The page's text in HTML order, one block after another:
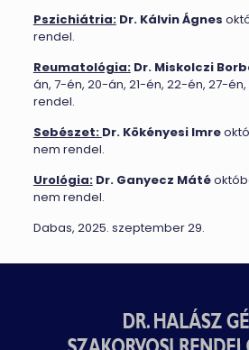
Pszichiátria:Dr. Kálvin Ágnes
rendel.
Reumatológia:Dr. Miskolczi
án, 7-én, 20-án, 21-én, 22-én, 27-
rendel.
Sebészet: Dr. Kökényesi Imre
nem rendel.
Urológia:Dr. Ganyecz Máté
nem rendel.
Dabas, 2025. szeptember 29.